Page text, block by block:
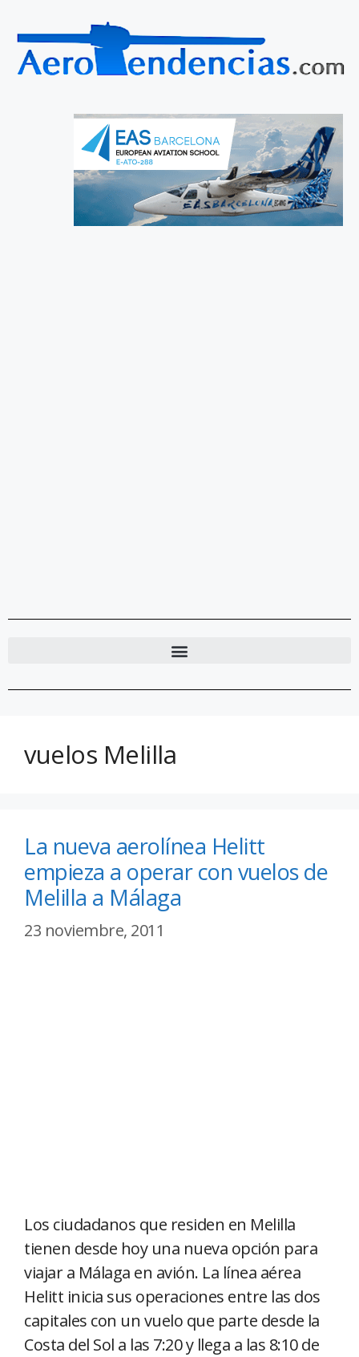
vuelos Melilla
La nueva aerolínea Helitt
empieza a operar con vuelos de
Melilla a Málaga
23 noviembre, 2011
Los ciudadanos que residen en Melilla
tienen desde hoy una nueva opción para
viajar a Málaga en avión. La línea aérea
Helitt inicia sus operaciones entre las dos
capitales con un vuelo que parte desde la
Costa del Sol a las 7:20 y llega a las 8:10 de